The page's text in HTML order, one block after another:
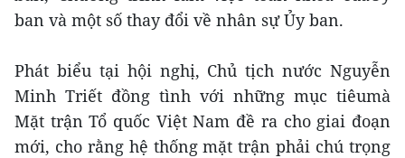
ban và một số thay đổi về nhân sự Ủy ban.
Phát biểu tại hội nghị, Chủ tịch nước Nguyễn
Minh Triết đồng tình với những mục tiêumà
Mặt trận Tổ quốc Việt Nam đề ra cho giai đoạn
mới, cho rằng hệ thống mặt trận phải chú trọng